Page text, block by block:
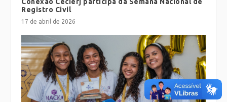
Registro Civil
17 de abril de 2026